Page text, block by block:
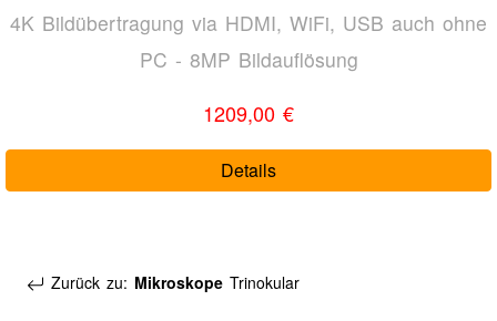
4K Bildübertragung via HDMI, WiFi, USB auch ohne
PC - 8MP Bildauflösung
1209,00 €
Details
Zurück zu: Mikroskope Trinokular